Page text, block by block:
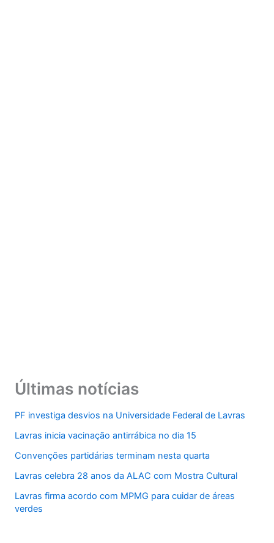
Últimas notícias
PF investiga desvios na Universidade Federal de Lavras
Lavras inicia vacinação antirrábica no dia 15
Convenções partidárias terminam nesta quarta
Lavras celebra 28 anos da ALAC com Mostra Cultural
Lavras firma acordo com MPMG para cuidar de áreas
verdes